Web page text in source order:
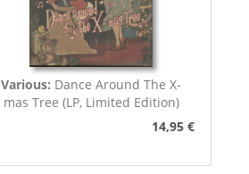
Various: Dance Around The X-
mas Tree (LP, Limited Edition)
14,95 €